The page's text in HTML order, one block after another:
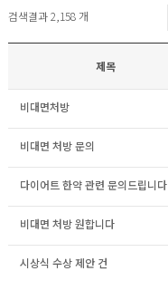
검색결과 2,158 개
제목
비대면처방
비대면 처방 문의
다이어트 한약 관련 문의드립니다
비대면 처방 원합니다
시상식 수상 제안 건